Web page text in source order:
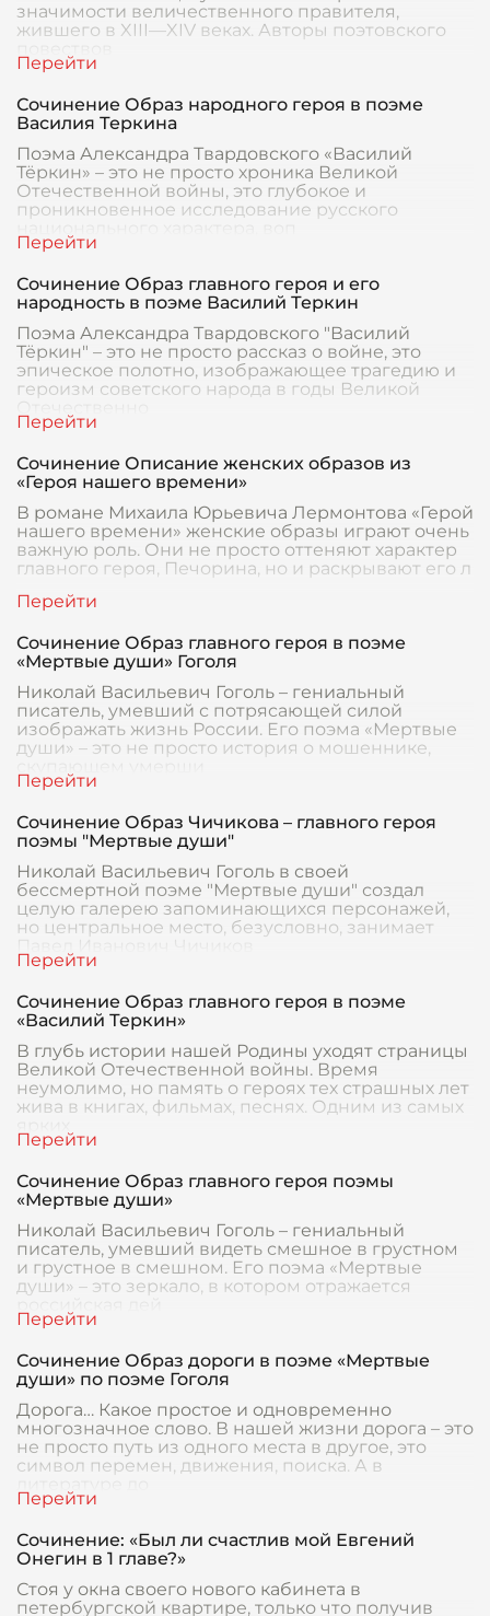
значимости величественного правителя,
жившего в XIII—XIV веках. Авторы поэтовского
Сочинение Образ народного героя в поэме
Василия Теркина
Поэма Александра Твардовского «Василий
Тёркин» – это не просто хроника Великой
Отечественной войны, это глубокое и
проникновенное исследование русского
Сочинение Образ главного героя и его
народность в поэме Василий Теркин
Поэма Александра Твардовского "Василий
Тёркин" – это не просто рассказ о войне, это
эпическое полотно, изображающее трагедию и
героизм советского народа в годы Великой
Отечественно
Сочинение Описание женских образов из
«Героя нашего времени»
В романе Михаила Юрьевича Лермонтова «Герой
нашего времени» женские образы играют очень
важную роль. Они не просто оттеняют характер
главного героя, Печорина, но и раскрывают его л
Сочинение Образ главного героя в поэме
«Мертвые души» Гоголя
Николай Васильевич Гоголь – гениальный
писатель, умевший с потрясающей силой
изображать жизнь России. Его поэма «Мертвые
души» – это не просто история о мошеннике,
Сочинение Образ Чичикова – главного героя
поэмы "Мертвые души"
Николай Васильевич Гоголь в своей
бессмертной поэме "Мертвые души" создал
целую галерею запоминающихся персонажей,
но центральное место, безусловно, занимает
Павел Иванович Чичиков
Сочинение Образ главного героя в поэме
«Василий Теркин»
В глубь истории нашей Родины уходят страницы
Великой Отечественной войны. Время
неумолимо, но память о героях тех страшных лет
жива в книгах, фильмах, песнях. Одним из самых
Сочинение Образ главного героя поэмы
«Мертвые души»
Николай Васильевич Гоголь – гениальный
писатель, умевший видеть смешное в грустном
и грустное в смешном. Его поэма «Мертвые
души» – это зеркало, в котором отражается
Сочинение Образ дороги в поэме «Мертвые
души» по поэме Гоголя
Дорога… Какое простое и одновременно
многозначное слово. В нашей жизни дорога – это
не просто путь из одного места в другое, это
символ перемен, движения, поиска. А в
Сочинение: «Был ли счастлив мой Евгений
Онегин в 1 главе?»
Стоя у окна своего нового кабинета в
петербургской квартире, только что получив